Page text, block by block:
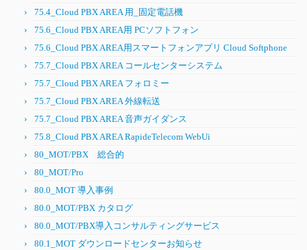
75.4_Cloud PBX AREA 用_固定電話機
75.6_Cloud PBX AREA用 PCソフトフォン
75.6_Cloud PBX AREA用スマートフォンアプリ Cloud Softphone
75.7_Cloud PBX AREA コールセンターシステム
75.7_Cloud PBX AREA フォロミー
75.7_Cloud PBX AREA 外線転送
75.7_Cloud PBX AREA 音声ガイダンス
75.8_Cloud PBX AREA RapideTelecom WebUi
80_MOT/PBX 総合的
80_MOT/Pro
80.0_MOT 導入事例
80.0_MOT/PBX カタログ
80.0_MOT/PBX導入コンサルティングサービス
80.1_MOT ダウンロードセンターお知らせ